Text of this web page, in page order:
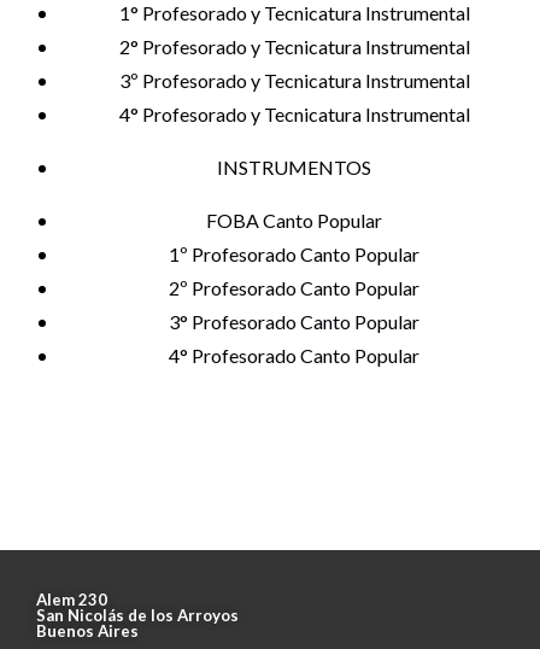
1° Profesorado y Tecnicatura Instrumental
2° Profesorado y Tecnicatura Instrumental
3º Profesorado y Tecnicatura Instrumental
4° Profesorado y Tecnicatura Instrumental
INSTRUMENTOS
FOBA Canto Popular
1º Profesorado Canto Popular
2º Profesorado Canto Popular
3° Profesorado Canto Popular
4° Profesorado Canto Popular
Alem 230
San Nicolás de los Arroyos
Buenos Aires